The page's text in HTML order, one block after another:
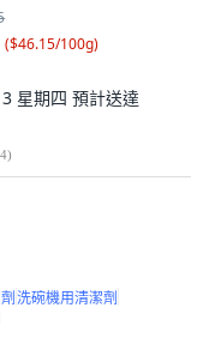
($46.15/100g)
星期四 預計送達
)
洗碗機用清潔劑